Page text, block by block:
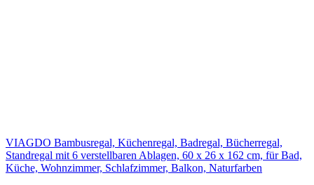
VIAGDO Bambusregal, Küchenregal, Badregal, Bücherregal,
Standregal mit 6 verstellbaren Ablagen, 60 x 26 x 162 cm, für Bad,
Küche, Wohnzimmer, Schlafzimmer, Balkon, Naturfarben